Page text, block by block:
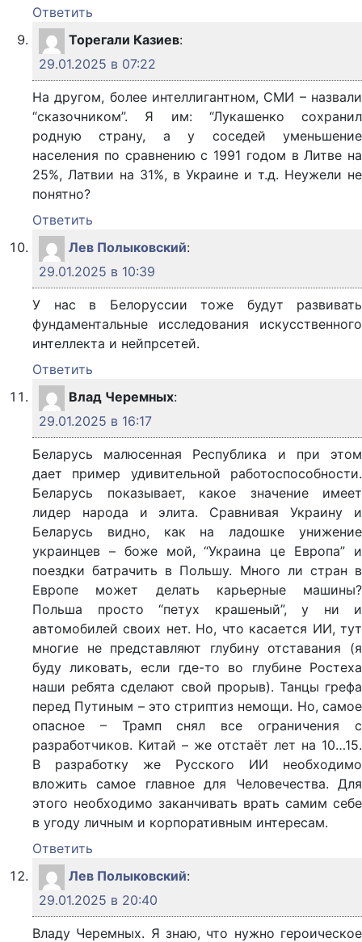
Ответить
Торегали Казиев:
29.01.2025 в 07:22
На другом, более интеллигантном, СМИ – назвали
“сказочником”. Я им: “Лукашенко сохранил
родную страну, а у соседей уменьшение
населения по сравнению с 1991 годом в Литве на
25%, Латвии на 31%, в Украине и т.д. Неужели не
понятно?
Ответить
Лев Полыковский:
29.01.2025 в 10:39
У нас в Белоруссии тоже будут развивать
фундаментальные исследования искусственного
интеллекта и нейпрсетей.
Ответить
Влад Черемных:
29.01.2025 в 16:17
Беларусь малюсенная Республика и при этом
дает пример удивительной работоспособности.
Беларусь показывает, какое значение имеет
лидер народа и элита. Сравнивая Украину и
Беларусь видно, как на ладошке унижение
украинцев – боже мой, “Украина це Европа” и
поездки батрачить в Польшу. Много ли стран в
Европе может делать карьерные машины?
Польша просто “петух крашеный”, у ни и
автомобилей своих нет. Но, что касается ИИ, тут
многие не представляют глубину отставания (я
буду ликовать, если где-то во глубине Ростеха
наши ребята сделают свой прорыв). Танцы грефа
перед Путиным – это стриптиз немощи. Но, самое
опасное – Трамп снял все ограничения с
разработчиков. Китай – же отстаёт лет на 10…15.
В разработку же Русского ИИ необходимо
вложить самое главное для Человечества. Для
этого необходимо заканчивать врать самим себе
в угоду личным и корпоративным интересам.
Ответить
Лев Полыковский:
29.01.2025 в 20:40
Владу Черемных. Я знаю, что нужно героическое